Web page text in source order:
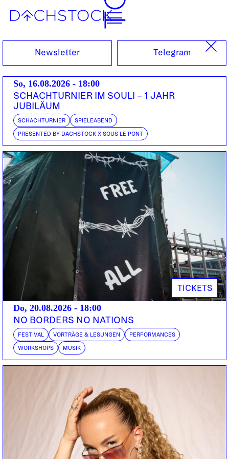
Sa, 24.03.2007
DARKSIDE
FACS
VCA
DEEJAY MF Bern | UTM, United Tribes Berne, Drum FM
DOORS:
Seit Facs 2002 mit B-Key ein Drum’n’Bass-Gewitter
im Dachstock entlud, damals noch präsentiert von
G3, wurde nicht nur das Veranstaltungslabel zu
Dachstock Darkside gewandelt:
Eine ganze Reihe neuer Werke hat Facs nicht nur
auf seinem Biotic-Label herausgebracht, mit B-Key
Zusammenarbeiten mit Dylan, Scythe und VCA
erweitert, wird Facs mit frischen Tunes aufwarten,
mit Co-Veranstalter VCA und weiteren Local Heroes
diese Drum’n’Bass-Nacht zu bestreiten, dem Namen
«Darkside» alle Ehre erweisend
Newsletter Telegram
So, 16.08.2026 - 18:00
SCHACHTURNIER IM SOULI – 1 JAHR
JUBILÄUM
SCHACHTURNIER SPIELEABEND
PRESENTED BY DACHSTOCK X SOUS LE PONT
TICKETS
Do, 20.08.2026 - 18:00
NO BORDERS NO NATIONS
FESTIVAL VORTRÄGE & LESUNGEN PERFORMANCES
WORKSHOPS MUSIK